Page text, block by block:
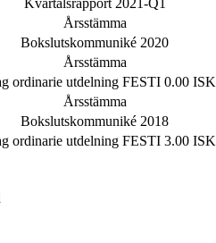
Kvartalsrapport 2021-Q1
Årsstämma
Bokslutskommuniké 2020
Årsstämma
ordinarie utdelning FESTI 0.00 ISK
Årsstämma
Bokslutskommuniké 2018
ordinarie utdelning FESTI 3.00 ISK